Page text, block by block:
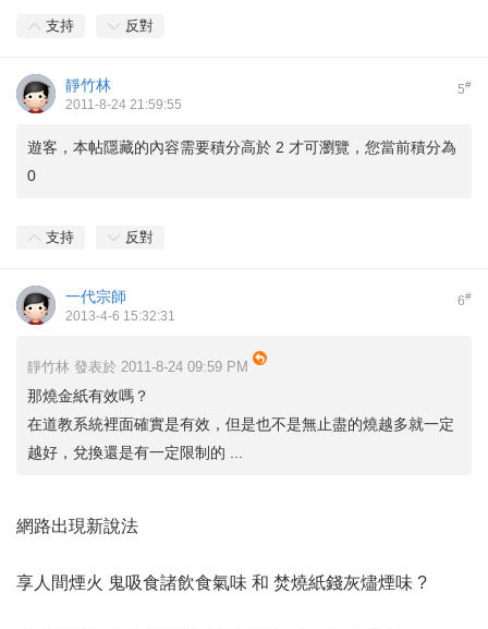
支持 反對
5#
靜竹林
2011-8-24 21:59:55
遊客，本帖隱藏的內容需要積分高於 2 才可瀏覽，您當前積分為
0
支持 反對
6#
一代宗師
2013-4-6 15:32:31
靜竹林 發表於 2011-8-24 09:59 PM
那燒金紙有效嗎？
在道教系統裡面確實是有效，但是也不是無止盡的燒越多就一定
越好，兌換還是有一定限制的 ...
網路出現新說法
享人間煙火 鬼吸食諸飲食氣味 和 焚燒紙錢灰燼煙味 ?